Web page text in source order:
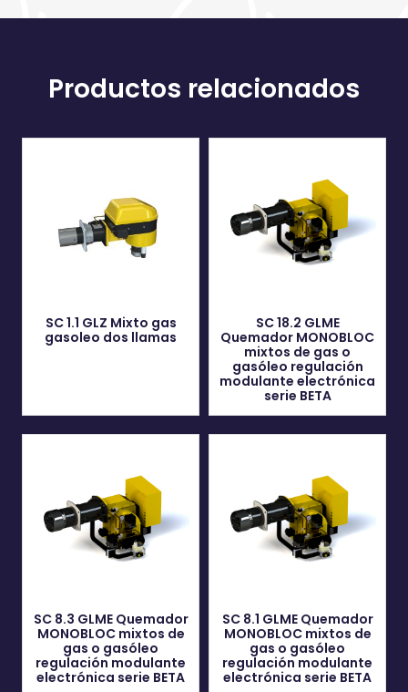
Productos relacionados
SC 1.1 GLZ Mixto gas
gasoleo dos llamas
SC 18.2 GLME
Quemador MONOBLOC
mixtos de gas o
gasóleo regulación
modulante electrónica
serie BETA
SC 8.3 GLME Quemador
MONOBLOC mixtos de
gas o gasóleo
regulación modulante
electrónica serie BETA
SC 8.1 GLME Quemador
MONOBLOC mixtos de
gas o gasóleo
regulación modulante
electrónica serie BETA